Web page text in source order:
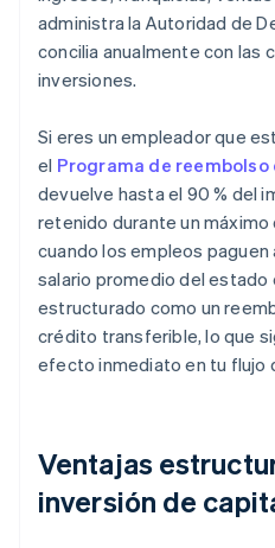
administra la Autoridad de
concilia anualmente con las
inversiones.
Si eres un empleador que
el Programa de
devuelve hasta el 90 % del
retenido durante un máximo
cuando los empleos paguen
salario promedio del estado
estructurado como un
crédito transferible, lo que
efecto inmediato en tu flujo
Ventajas
inversión de